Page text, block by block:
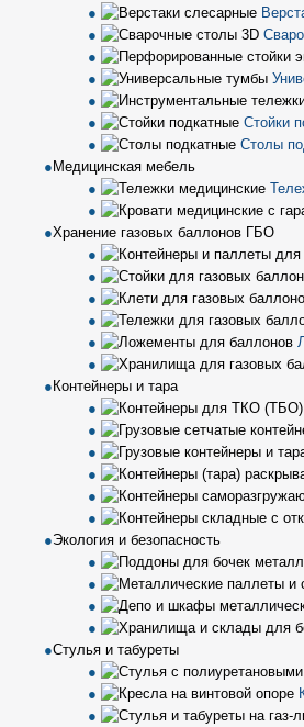
Стойки
Столы
Медицинская мебель
Хранение газовых баллонов ГБО
Контейнеры и тара
Экология и безопасность
Стулья и табуреты